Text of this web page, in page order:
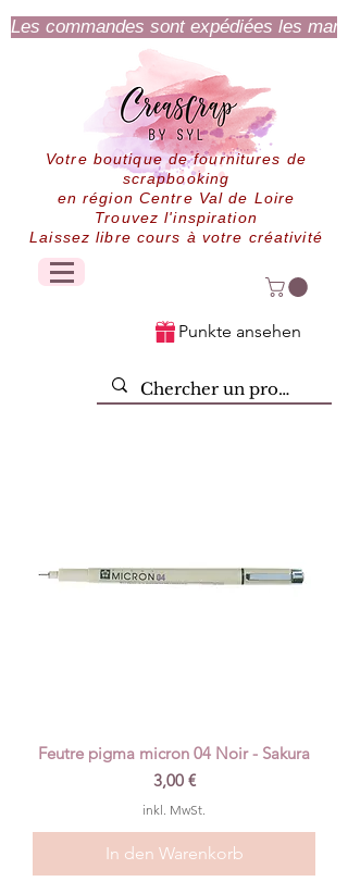
Les commandes sont expédiées les
Votre boutique de fournitures de
scrapbooking
en région Centre Val de Loire
Trouvez l'inspiration
Laissez libre cours à votre créativité
Punkte ansehen
Feutre pigma micron 04 Noir - Sakura
Preis
3,00 €
inkl. MwSt.
In den Warenkorb